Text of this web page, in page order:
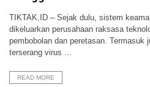
TIKTAK.ID – Sejak dulu, sistem
dikeluarkan perusahaan raksasa
pembobolan dan peretasan. Termasuk
terserang virus ...
READ MORE